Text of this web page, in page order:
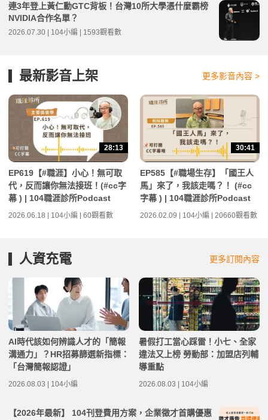
連3年登上黃仁勳GTC背板！台灣10所大學憑什麼霸榜
NVIDIA合作名單？
2026.07.30 | 104小編 | 1593觀看數
最新影音上架 更多影音內容 >
28:13
EP619【#職涯】小心！無可取
代，反而讓你無法接班！(#cc字
幕 ) | 104職涯診所Podcast
2026.06.18 | 104小編 | 60觀看數
30:41
EP585【#職場生存】「國王人
馬」來了，我該走嗎？！ (#cc
字幕 ) | 104職涯診所Podcast
2026.02.09 | 104小編 | 20660觀看數
人資充電 更多訂閱內容
AI時代該如何辨識人才的「簡報
溝通力」？HR招募篩選新指標：
「台灣簡報認證」
2026.08.03 | 104小編
暑假打工當心踩雷！小七、全家
違法又上榜 勞動部：加盟店列輔
導重點
2026.08.03 | 104小編
【2026年最新】 104刊登費用方案，企業徵才首購優惠